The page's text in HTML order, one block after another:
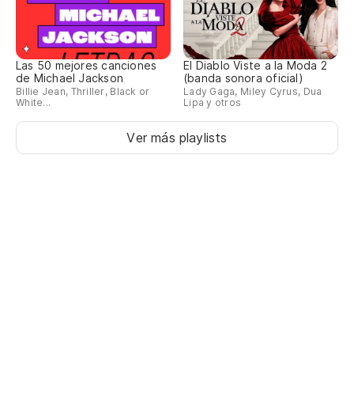
Las 50 mejores canciones
de Michael Jackson
Billie Jean, Thriller, Black or
White...
El Diablo Viste a la Moda 2
(banda sonora oficial)
Lady Gaga, Miley Cyrus, Dua
Lipa y otros
Ver más playlists